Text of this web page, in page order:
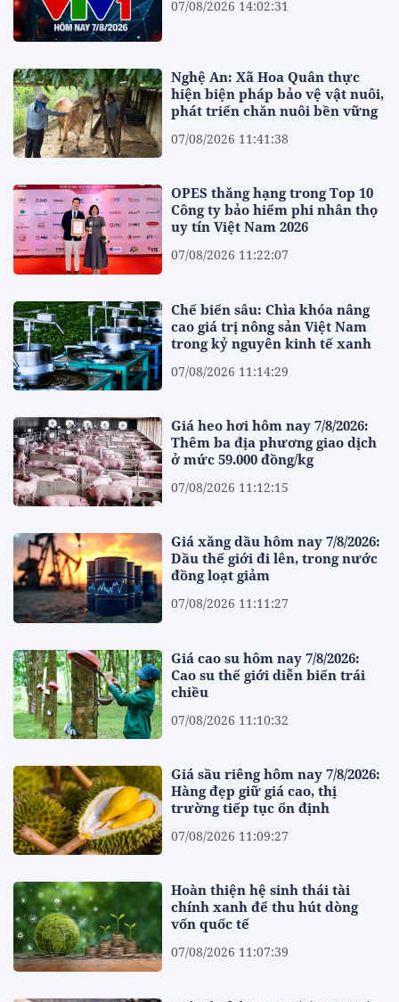
07/08/2026 14:02:31
Nghệ An: Xã Hoa Quân thực
hiện biện pháp bảo vệ vật nuôi,
phát triển chăn nuôi bền vững
07/08/2026 11:41:38
OPES thăng hạng trong Top 10
Công ty bảo hiểm phi nhân thọ
uy tín Việt Nam 2026
07/08/2026 11:22:07
Chế biến sâu: Chìa khóa nâng
cao giá trị nông sản Việt Nam
trong kỷ nguyên kinh tế xanh
07/08/2026 11:14:29
Giá heo hơi hôm nay 7/8/2026:
Thêm ba địa phương giao dịch
ở mức 59.000 đồng/kg
07/08/2026 11:12:15
Giá xăng dầu hôm nay 7/8/2026:
Dầu thế giới đi lên, trong nước
đồng loạt giảm
07/08/2026 11:11:27
Giá cao su hôm nay 7/8/2026:
Cao su thế giới diễn biến trái
chiều
07/08/2026 11:10:32
Giá sầu riêng hôm nay 7/8/2026:
Hàng đẹp giữ giá cao, thị
trường tiếp tục ổn định
07/08/2026 11:09:27
Hoàn thiện hệ sinh thái tài
chính xanh để thu hút dòng
vốn quốc tế
07/08/2026 11:07:39